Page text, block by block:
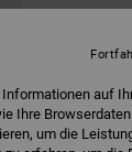
auf
Ihre
um die